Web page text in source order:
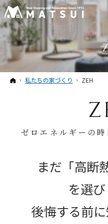
ホーム
私たちの家づくり ZEH
ゼロエネルギーの
まだ「高断
を選
後悔する前